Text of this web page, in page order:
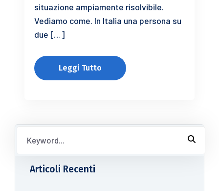
situazione ampiamente risolvibile.
Vediamo come. In Italia una persona su
due […]
Leggi Tutto
Articoli Recenti